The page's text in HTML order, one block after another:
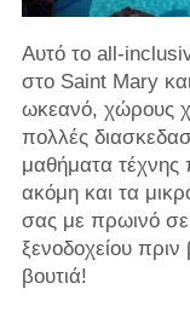
Αυτό το all-
στο Saint Mary
ωκεανό, χώρους
πολλές
μαθήματα
ακόμη και τα
σας με πρωινό
ξενοδοχείου πριν
βουτιά!